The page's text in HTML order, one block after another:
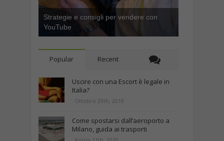
Strategie e consigli per vendere con
YouTube
Popular Recent
Uscire con una Escort è legale in
Italia?
Ottobre 29th, 2019
Come spostarsi dall’aeroporto a
Milano, guida ai trasporti